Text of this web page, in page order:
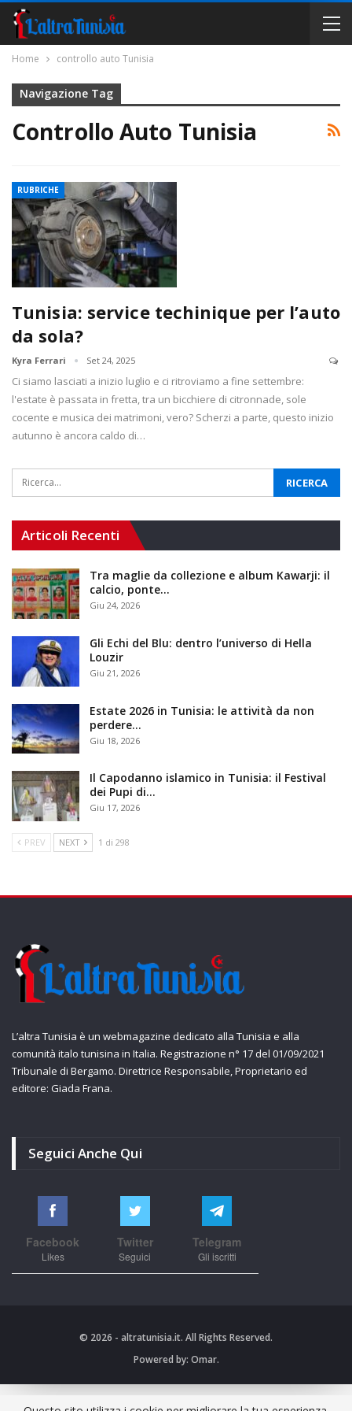
Home controllo auto Tunisia
Navigazione Tag
Controllo Auto Tunisia
RUBRICHE
Tunisia: service techinique per l’auto
da sola?
Kyra Ferrari Set 24, 2025
Ci siamo lasciati a inizio luglio e ci ritroviamo a fine settembre:
l'estate è passata in fretta, tra un bicchiere di citronnade, sole
cocente e musica dei matrimoni, vero? Scherzi a parte, questo inizio
autunno è ancora caldo di…
Articoli Recenti
Tra maglie da collezione e album Kawarji: il
calcio, ponte…
Giu 24, 2026
Gli Echi del Blu: dentro l’universo di Hella
Louzir
Giu 21, 2026
Estate 2026 in Tunisia: le attività da non
perdere…
Giu 18, 2026
Il Capodanno islamico in Tunisia: il Festival
dei Pupi di…
Giu 17, 2026
PREV NEXT 1 di 298
L’altra Tunisia è un webmagazine dedicato alla Tunisia e alla
comunità italo tunisina in Italia. Registrazione n° 17 del 01/09/2021
Tribunale di Bergamo. Direttrice Responsabile, Proprietario ed
editore: Giada Frana.
Seguici Anche Qui
Facebook
Likes
Twitter
Seguici
Telegram
Gli iscritti
© 2026 - altratunisia.it. All Rights Reserved.
Powered by: Omar.